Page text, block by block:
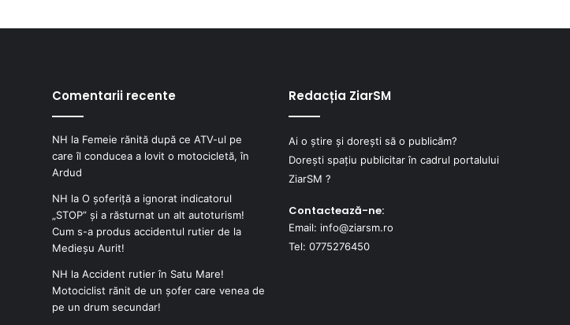
Comentarii recente
NH la Femeie rănită după ce ATV-ul pe
care îl conducea a lovit o motocicletă, în
Ardud
NH la O șoferiță a ignorat indicatorul
„STOP” și a răsturnat un alt autoturism!
Cum s-a produs accidentul rutier de la
Medieșu Aurit!
NH la Accident rutier în Satu Mare!
Motociclist rănit de un șofer care venea de
pe un drum secundar!
Redacția ZiarSM
Ai o știre și dorești să o publicăm?
Dorești spațiu publicitar în cadrul portalului
ZiarSM ?
Contactează-ne:
Email: info@ziarsm.ro
Tel: 0775276450